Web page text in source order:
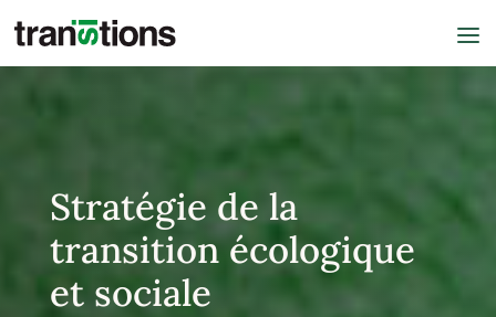
Stratégie de la
transition écologique
et sociale